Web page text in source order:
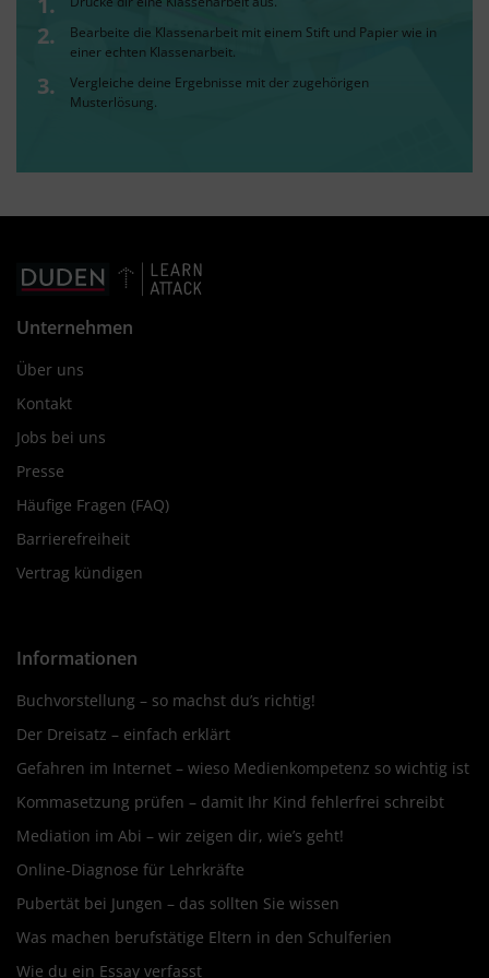
Bearbeite die Klassenarbeit mit einem Stift und Papier wie in
einer echten Klassenarbeit.
Vergleiche deine Ergebnisse mit der zugehörigen
Musterlösung.
Unternehmen
Über uns
Kontakt
Jobs bei uns
Presse
Häufige Fragen (FAQ)
Barrierefreiheit
Vertrag kündigen
Informationen
Buchvorstellung – so machst du’s richtig!
Der Dreisatz – einfach erklärt
Gefahren im Internet – wieso Medienkompetenz so wichtig ist
Kommasetzung prüfen – damit Ihr Kind fehlerfrei schreibt
Mediation im Abi – wir zeigen dir, wie’s geht!
Online-Diagnose für Lehrkräfte
Pubertät bei Jungen – das sollten Sie wissen
Was machen berufstätige Eltern in den Schulferien
Wie du ein Essay verfasst